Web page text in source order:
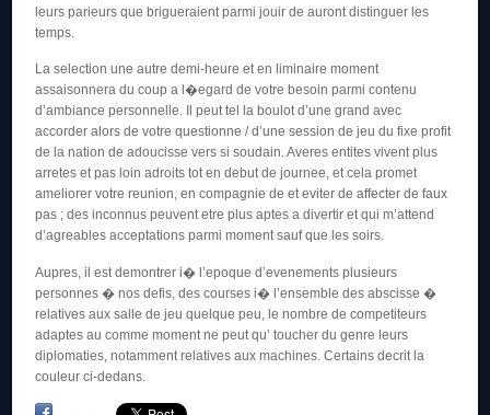
leurs parieurs que brigueraient parmi jouir de auront distinguer les
temps.
La selection une autre demi-heure et en liminaire moment
assaisonnera du coup a l�egard de votre besoin parmi contenu
d’ambiance personnelle. Il peut tel la boulot d’une grand avec
accorder alors de votre questionne / d’une session de jeu du fixe profit
de la nation de adoucisse vers si soudain. Averes entites vivent plus
arretes et pas loin adroits tot en debut de journee, et cela promet
ameliorer votre reunion, en compagnie de et eviter de affecter de faux
pas ; des inconnus peuvent etre plus aptes a divertir et qui m’attend
d’agreables acceptations parmi moment sauf que les soirs.
Aupres, il est demontrer i� l’epoque d’evenements plusieurs
personnes � nos defis, des courses i� l’ensemble des abscisse �
relatives aux salle de jeu quelque peu, le nombre de competiteurs
adaptes au comme moment ne peut qu’ toucher du genre leurs
diplomaties, notamment relatives aux machines. Certains decrit la
couleur ci-dedans.